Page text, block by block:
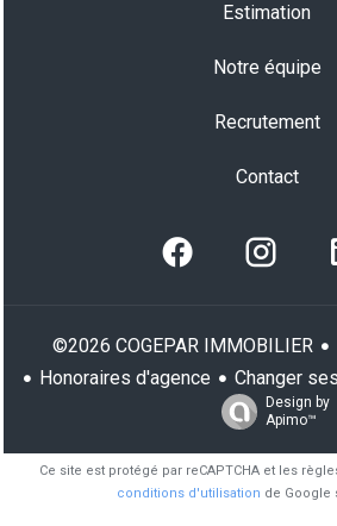
Estimation
Notre équipe
Recrutement
Contact
©2026 COGEPAR IMMOBILIER
Honoraires d'agence
Changer
Design by
Apimo™
Ce site est protégé par reCAPTCHA et les
conditions d'utilisation de Google